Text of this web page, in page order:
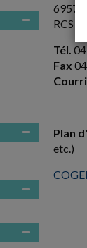
69570
RCS
Tél.
Fax
Plan
etc.)